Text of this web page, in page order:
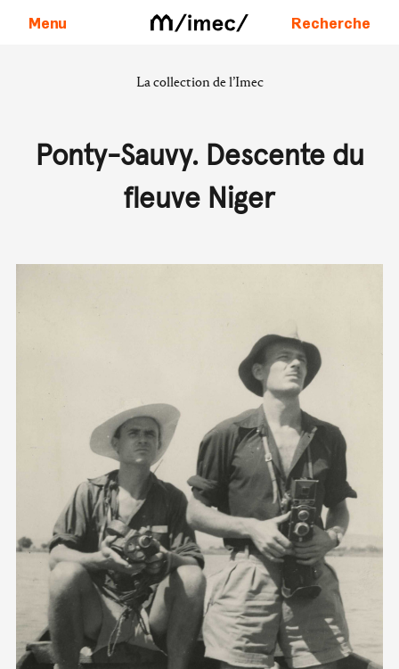
Menu Recherche
La collection de l’Imec
Ponty-Sauvy. Descente du
fleuve Niger